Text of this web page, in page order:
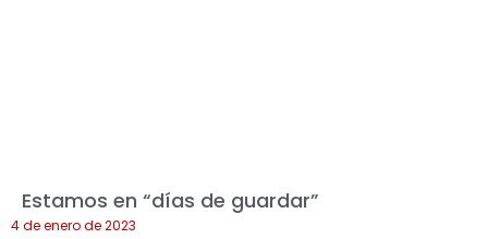
Estamos en “días de guardar”
4 de enero de 2023